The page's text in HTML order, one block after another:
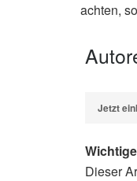
achten,
Jetzt
Dieser